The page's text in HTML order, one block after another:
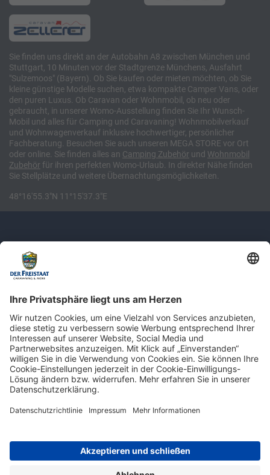
Sie finden uns direkt an der Autobahn A8 zwischen München und
Stuttgart, 10 Minuten vor der Stadtgrenze Münchens, Ausfahrt
"Sulzemoos" (Bayern). Ob Sie kaufen oder mieten möchten, ob Sie
kleine günstige Modelle suchen, etwa kompakte Camper Vans, oder
den puren Luxus. Ob Caravan oder Wohnmobil, ob neu oder
gebraucht, in unserer Womo-Ausstellung finden Sie Ihr Wunsch-
Mobil und alles für Camping und Caravaning! Wohnmobilverkauf
und Wohnwagenverkauf inklusive hochwertiger, persönlicher
Fachberatung. Besuchen Sie auch unseren MEGA STORE vor Ort
oder online. Sie finden alles an Camping Zubehör und Wohnmobil
Zubehör für ihren perfekten Womo-Urlaub. In direkter Nähe finden
Sie Stellplätze und weitere Übernachtungsmöglichkeiten.
48°16'55.3"N 11°15'37.3"E
Newsletter: Jetzt auf
shop.derfreistaat.de anmelden und
einen 5€ Gutschein für unseren Online-
Shop erhalten!*
Impressum Datenschutz Barrierefreiheit